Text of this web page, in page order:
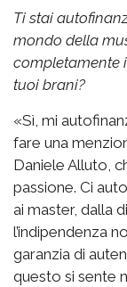
Ti stai
mondo della
completamente
tuoi brani?
«Sì, mi
fare una
Daniele Alluto,
passione. Ci
ai master, dalla
l’indipendenza
garanzia di
questo si sente